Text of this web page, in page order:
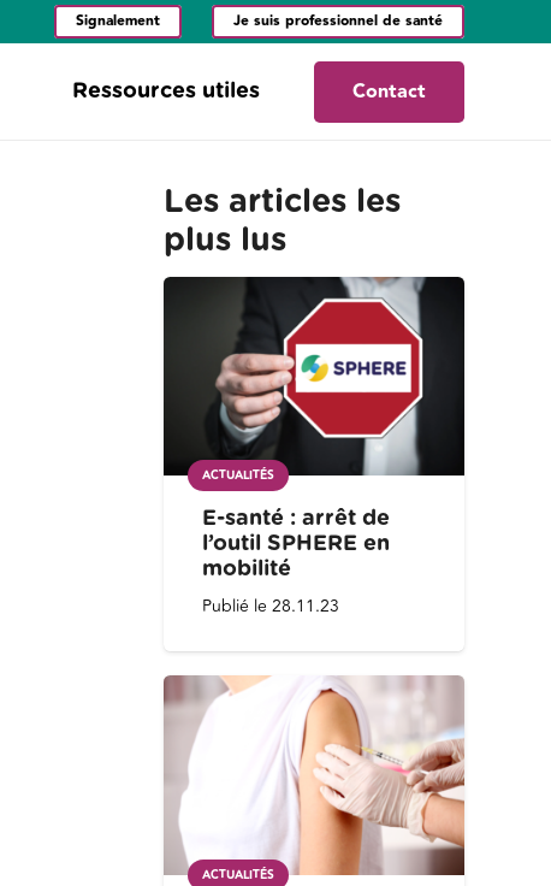
Signalement Je suis professionnel de santé
Ressources utiles Contact
Les articles les
plus lus
ACTUALITÉS
E-santé : arrêt de
l’outil SPHERE en
mobilité
Publié le28.11.23
ACTUALITÉS